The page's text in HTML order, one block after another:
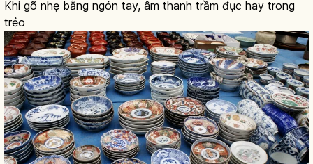
Khi gõ nhẹ bằng ngón tay, âm thanh trầm đục hay trong
trẻo